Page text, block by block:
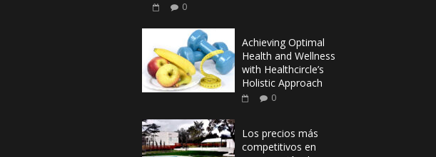
0
Achieving Optimal
Health and Wellness
with Healthcircle’s
Holistic Approach
0
Los precios más
competitivos en